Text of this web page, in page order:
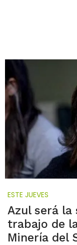
ESTE JUEVES
Azul será la
trabajo de
Minería del